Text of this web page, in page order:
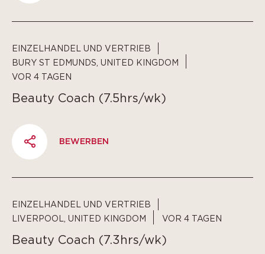
EINZELHANDEL UND VERTRIEB
BURY ST EDMUNDS, UNITED KINGDOM
VOR 4 TAGEN
Beauty Coach (7.5hrs/wk)
PARTAGER
BEWERBEN
EINZELHANDEL UND VERTRIEB
LIVERPOOL, UNITED KINGDOM
VOR 4 TAGEN
Beauty Coach (7.3hrs/wk)